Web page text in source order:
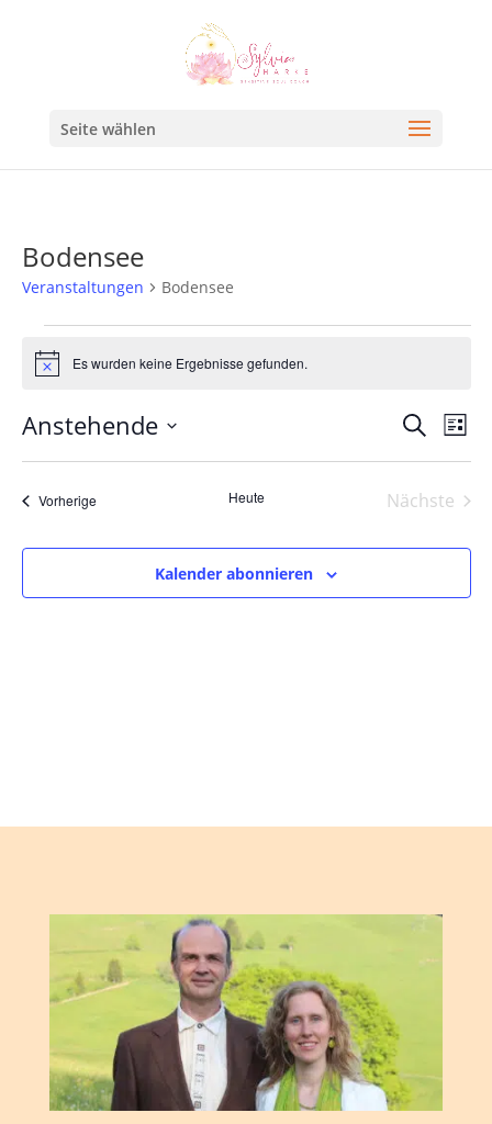
Seite wählen
Bodensee
Veranstaltungen Bodensee
HinweisEs wurden keine Ergebnisse gefunden.
Suche
und
SucheListe
Anstehende
Datum
wählen.
VorherigeVeranstaltungen Heute
Nächste
Kalender abonnieren